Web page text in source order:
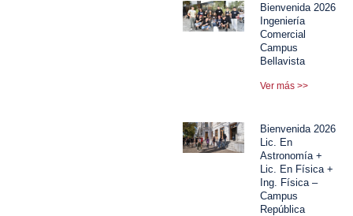
Bienvenida 2026
Ingeniería
Comercial
Campus
Bellavista
Ver más >>
Bienvenida 2026
Lic. En
Astronomía +
Lic. En Física +
Ing. Física –
Campus
República